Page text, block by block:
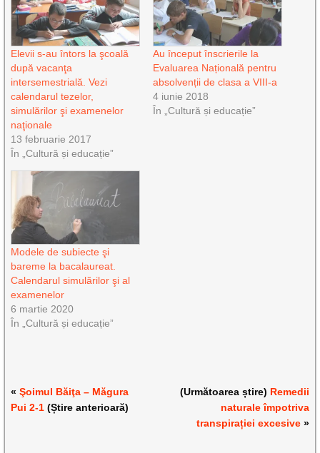
Elevii s-au întors la şcoală
după vacanţa
intersemestrială. Vezi
calendarul tezelor,
simulărilor şi examenelor
naţionale
13 februarie 2017
În „Cultură și educație”
Au început înscrierile la
Evaluarea Națională pentru
absolvenții de clasa a VIII-a
4 iunie 2018
În „Cultură și educație”
Modele de subiecte şi
bareme la bacalaureat.
Calendarul simulărilor şi al
examenelor
6 martie 2020
În „Cultură și educație”
«Şoimul Băiţa – Măgura
Pui 2-1 (Știre anterioară)
(Următoarea știre) Remedii
naturale împotriva
transpirației excesive»